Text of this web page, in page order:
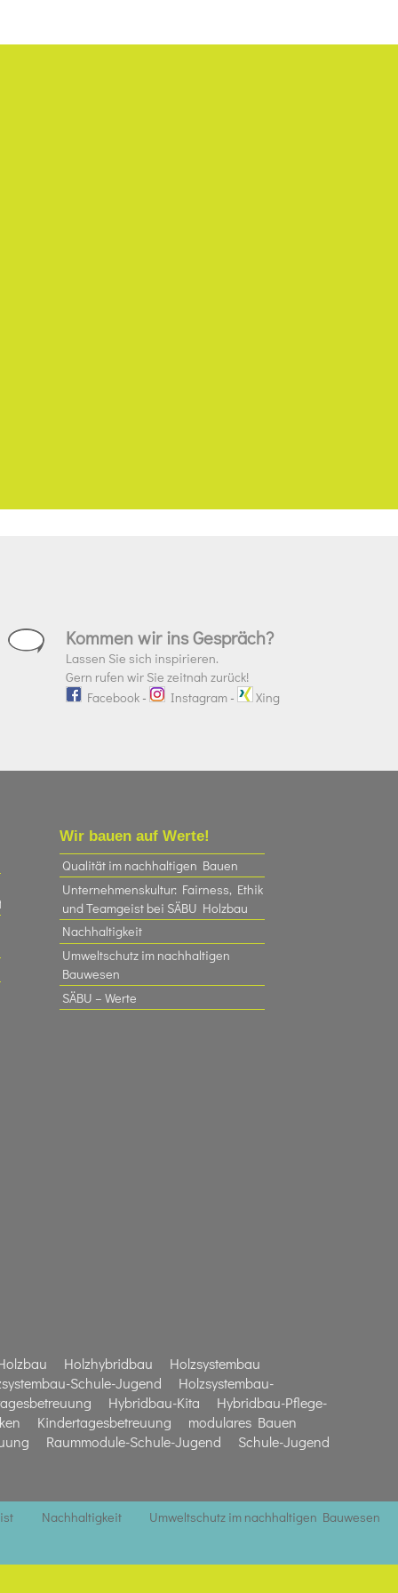
Kommen wir ins Gespräch?
Lassen Sie sich inspirieren.
Gern rufen wir Sie zeitnah zurück!
Facebook- Instagram- Xing
Wir bauen auf Werte!
Qualität im nachhaltigen Bauen
Unternehmenskultur: Fairness, Ethik
und Teamgeist bei SÄBU Holzbau​
Nachhaltigkeit
Umweltschutz im nachhaltigen
Bauwesen
SÄBU – Werte
Holzhybridbau
Holzsystembau
Schule-Jugend
Holzsystembau-
Hybridbau-Kita
Hybridbau-Pflege-
Kindertagesbetreuung
modulares Bauen
Raummodule-Schule-Jugend
Schule-Jugend
Nachhaltigkeit
Umweltschutz im nachhaltigen Bauwesen